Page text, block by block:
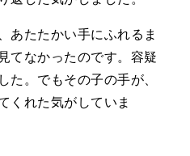
たたかい手にふれるま
てなかったのです。容疑
た。でもその子の手が、
くれた気がしていま